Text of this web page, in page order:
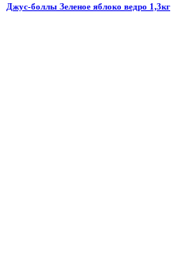
Джус-боллы Зеленое яблоко ведро 1,3кг